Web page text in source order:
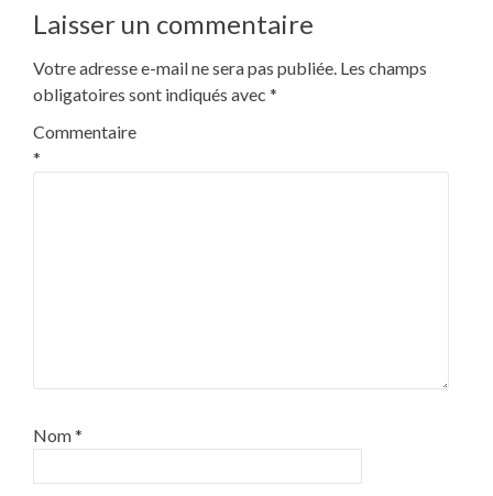
l’article
Laisser un commentaire
Votre adresse e-mail ne sera pas publiée. Les champs
obligatoires sont indiqués avec *
Commentaire
*
Nom*